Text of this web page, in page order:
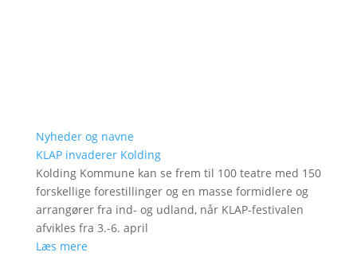
Nyheder og navne
KLAP invaderer Kolding
Kolding Kommune kan se frem til 100 teatre med 150
forskellige forestillinger og en masse formidlere og
arrangører fra ind- og udland, når KLAP-festivalen
afvikles fra 3.-6. april
Læs mere